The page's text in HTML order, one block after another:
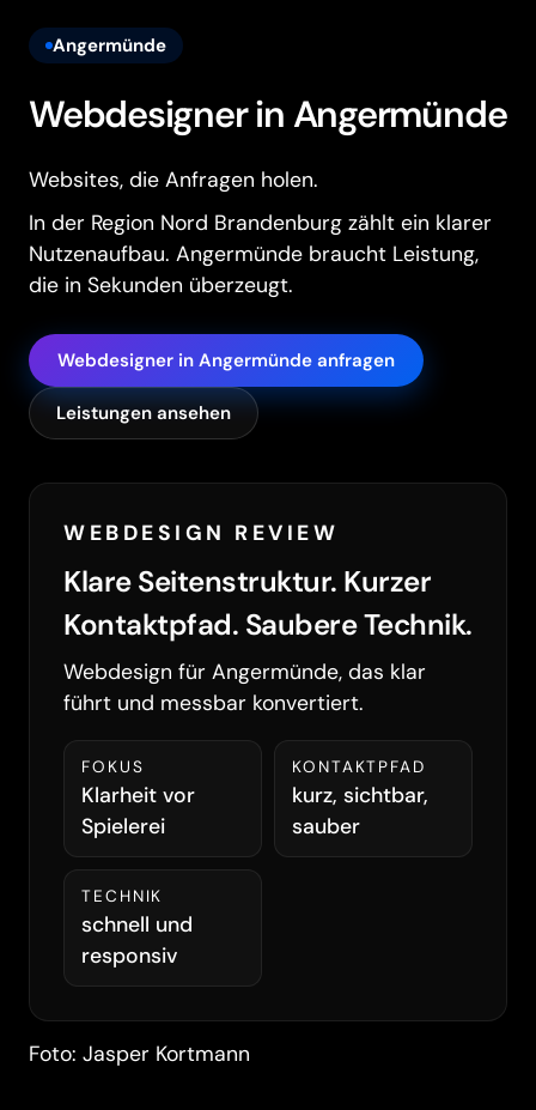
Angermünde
Webdesigner in Angermünde
Websites, die Anfragen holen.
In der Region Nord Brandenburg zählt ein klarer
Nutzenaufbau. Angermünde braucht Leistung,
die in Sekunden überzeugt.
Webdesigner in Angermünde anfragen
Leistungen ansehen
WEBDESIGN REVIEW
Klare Seitenstruktur. Kurzer
Kontaktpfad. Saubere Technik.
Webdesign für Angermünde, das klar
führt und messbar konvertiert.
FOKUS
Klarheit vor
Spielerei
KONTAKTPFAD
kurz, sichtbar,
sauber
TECHNIK
schnell und
responsiv
Foto: Jasper Kortmann